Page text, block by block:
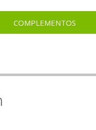
COMPLEMENTOS